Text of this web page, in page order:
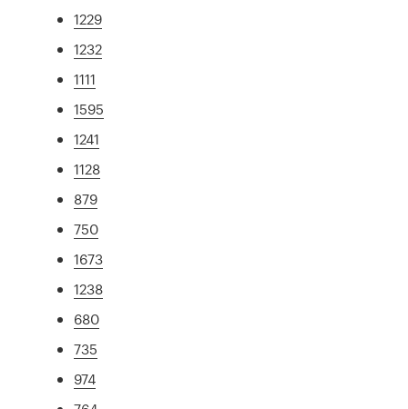
1229
1232
1111
1595
1241
1128
879
750
1673
1238
680
735
974